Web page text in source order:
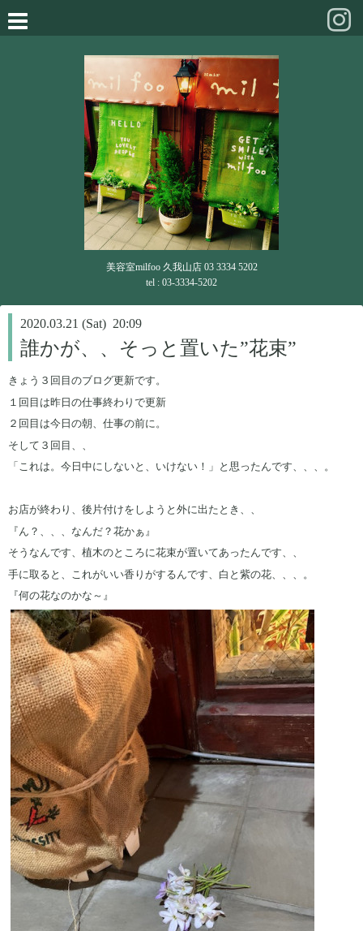
美容室milfoo 久我山店 03 3334 5202
tel : 03-3334-5202
2020.03.21 (Sat) 20:09
誰かが、、そっと置いた”花束”
きょう３回目のブログ更新です。
１回目は昨日の仕事終わりで更新
２回目は今日の朝、仕事の前に。
そして３回目、、
「これは。今日中にしないと、いけない！」と思ったんです、、、。
お店が終わり、後片付けをしようと外に出たとき、、
『ん？、、、なんだ？花かぁ』
そうなんです、植木のところに花束が置いてあったんです、、
手に取ると、これがいい香りがするんです、白と紫の花、、、。
『何の花なのかな～』